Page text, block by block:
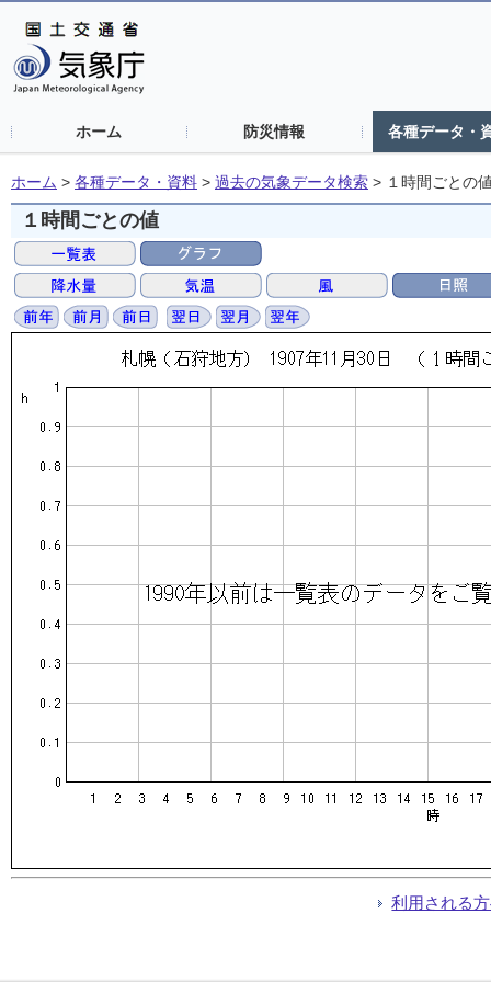
ホーム 防災情報 各種データ・
ホーム > 各種データ・資料 > 過去の気象データ検索 > １時間ごとの
１時間ごとの値
利用される